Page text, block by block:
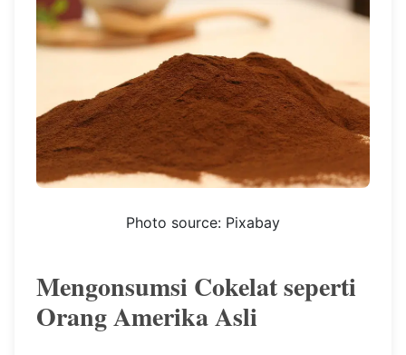
Photo source: Pixabay
Mengonsumsi Cokelat seperti
Orang Amerika Asli